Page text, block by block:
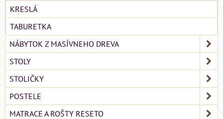
KRESLÁ
TABURETKA
NÁBYTOK Z MASÍVNEHO DREVA
STOLY
STOLIČKY
POSTELE
MATRACE A ROŠTY RESETO